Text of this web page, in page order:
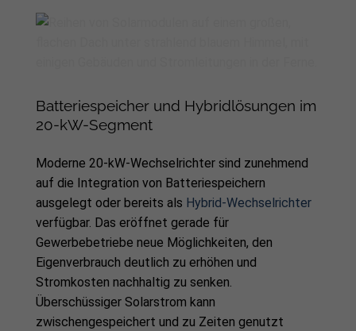
Batteriespeicher und Hybridlösungen im
20-kW-Segment
Moderne 20-kW-Wechselrichter sind zunehmend
auf die Integration von Batteriespeichern
ausgelegt oder bereits als Hybrid-Wechselrichter
verfügbar. Das eröffnet gerade für
Gewerbebetriebe neue Möglichkeiten, den
Eigenverbrauch deutlich zu erhöhen und
Stromkosten nachhaltig zu senken.
Überschüssiger Solarstrom kann
zwischengespeichert und zu Zeiten genutzt